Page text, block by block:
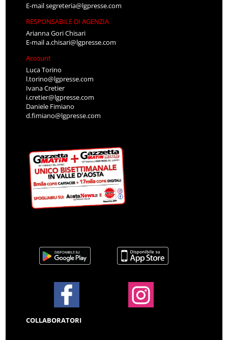
E-mailsegreteria@lgpresse.com
RESPONSABILE DI AGENZIA
Arianna Gori Chisari
E-maila.chisari@lgpresse.com
Account
Luca Torino
l.torino@lgpresse.com
Ivana Cretier
i.cretier@lgpresse.com
Daniele Fimiano
d.fimiano@lgpresse.com
COLLABORATORI